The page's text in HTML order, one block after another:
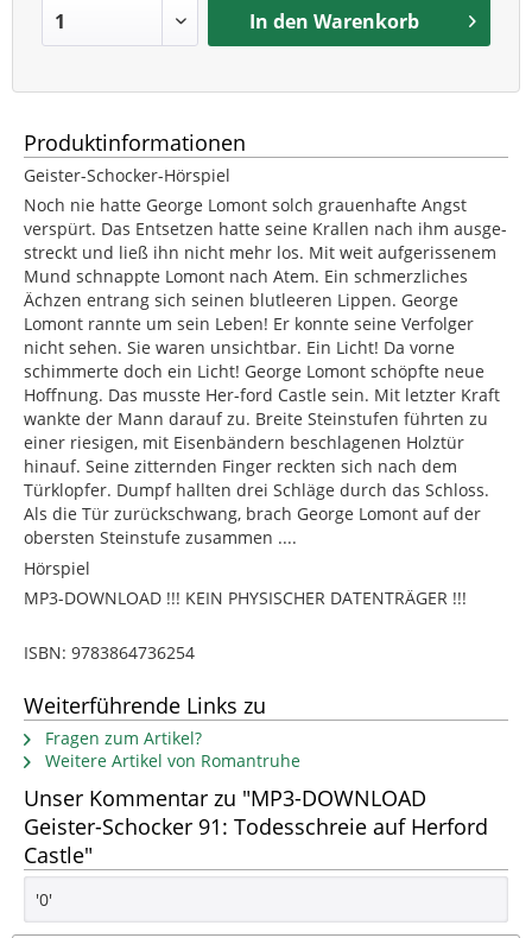
In den Warenkorb
Produktinformationen
Geister-Schocker-Hörspiel
Noch nie hatte George Lomont solch grauenhafte Angst
verspürt. Das Entsetzen hatte seine Krallen nach ihm ausge-
streckt und ließ ihn nicht mehr los. Mit weit aufgerissenem
Mund schnappte Lomont nach Atem. Ein schmerzliches
Ächzen entrang sich seinen blutleeren Lippen. George
Lomont rannte um sein Leben! Er konnte seine Verfolger
nicht sehen. Sie waren unsichtbar. Ein Licht! Da vorne
schimmerte doch ein Licht! George Lomont schöpfte neue
Hoffnung. Das musste Her-ford Castle sein. Mit letzter Kraft
wankte der Mann darauf zu. Breite Steinstufen führten zu
einer riesigen, mit Eisenbändern beschlagenen Holztür
hinauf. Seine zitternden Finger reckten sich nach dem
Türklopfer. Dumpf hallten drei Schläge durch das Schloss.
Als die Tür zurückschwang, brach George Lomont auf der
obersten Steinstufe zusammen ....
Hörspiel
MP3-DOWNLOAD !!! KEIN PHYSISCHER DATENTRÄGER !!!
ISBN: 9783864736254
Weiterführende Links zu
Fragen zum Artikel?
Weitere Artikel von Romantruhe
Unser Kommentar zu "MP3-DOWNLOAD
Geister-Schocker 91: Todesschreie auf Herford
Castle"
'0'